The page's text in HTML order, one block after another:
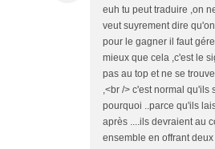
euh tu peut traduire ,on
veut suyrement dire
pour le gagner il faut
mieux que cela ,c'est le
pas au top et ne se
,<br /> c'est normal qu'ils
pourquoi ..parce qu'ils
après ....ils devraient au
ensemble en offrant